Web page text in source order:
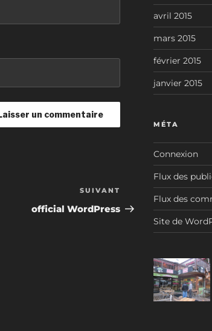
suivant
SUIVANT
official WordPress
avril 2015
mars 2015
février 2015
janvier 2015
MÉTA
Connexion
Flux des
Flux des
Site de